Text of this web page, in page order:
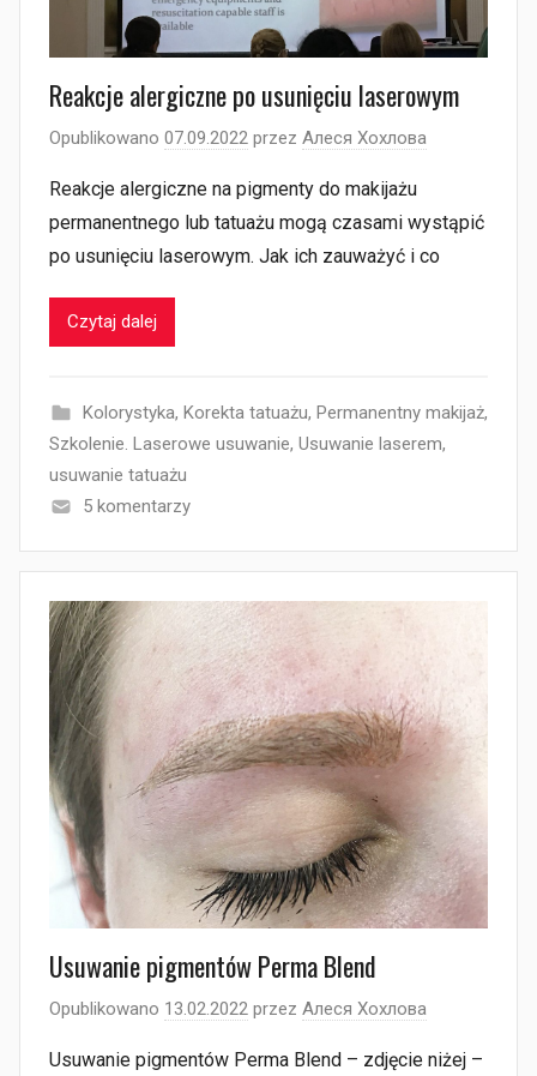
Reakcje alergiczne po usunięciu laserowym
Opublikowano 07.09.2022 przez Алеся Хохлова
Reakcje alergiczne na pigmenty do makijażu
permanentnego lub tatuażu mogą czasami wystąpić
po usunięciu laserowym. Jak ich zauważyć i co
Czytaj dalej
Kolorystyka, Korekta tatuażu, Permanentny makijaż,
Szkolenie. Laserowe usuwanie, Usuwanie laserem,
usuwanie tatuażu
5 komentarzy
Usuwanie pigmentów Perma Blend
Opublikowano 13.02.2022 przez Алеся Хохлова
Usuwanie pigmentów Perma Blend – zdjęcie niżej –